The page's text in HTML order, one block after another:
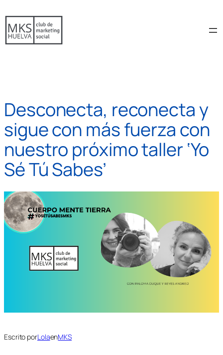
al
contenido
Desconecta, reconecta y
sigue con más fuerza con
nuestro próximo taller ‘Yo
Sé Tú Sabes’
Escrito porLolaenMKS